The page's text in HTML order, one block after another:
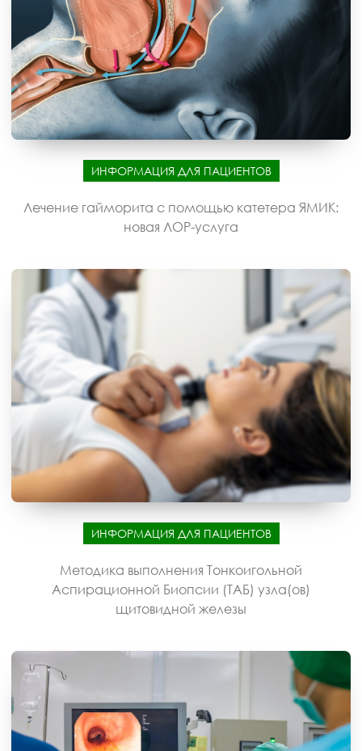
ИНФОРМАЦИЯ ДЛЯ ПАЦИЕНТОВ
Лечение гайморита с помощью катетера ЯМИК:
новая ЛОР-услуга
ИНФОРМАЦИЯ ДЛЯ ПАЦИЕНТОВ
Методика выполнения Тонкоигольной
Аспирационной Биопсии (ТАБ) узла(ов)
щитовидной железы